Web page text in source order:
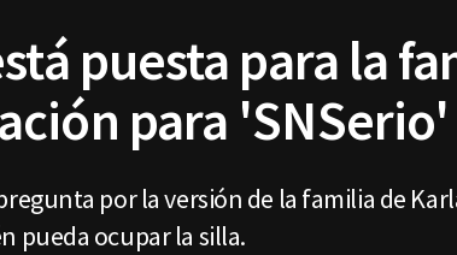
puesta para la
para 'SNSerio'
por la versión de la familia de
pueda ocupar la silla.